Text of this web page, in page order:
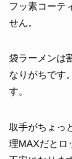
フッ素コーテ
せん。
袋ラーメンは
なりがちです
す。
取手がちょっ
理MAXだとロ